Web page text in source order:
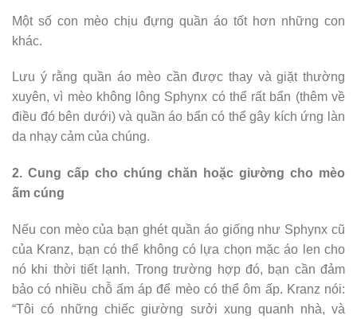
Một số con mèo chịu đựng quần áo tốt hơn những con
khác.
Lưu ý rằng quần áo mèo cần được thay và giặt thường
xuyên, vì mèo không lông Sphynx có thể rất bẩn (thêm về
điều đó bên dưới) và quần áo bẩn có thể gây kích ứng làn
da nhạy cảm của chúng.
2. Cung cấp cho chúng chăn hoặc giường cho mèo
ấm cúng
Nếu con mèo của bạn ghét quần áo giống như Sphynx cũ
của Kranz, bạn có thể không có lựa chọn mặc áo len cho
nó khi thời tiết lạnh. Trong trường hợp đó, bạn cần đảm
bảo có nhiều chỗ ấm áp để mèo có thể ôm ấp. Kranz nói:
“Tôi có những chiếc giường sưởi xung quanh nhà, và